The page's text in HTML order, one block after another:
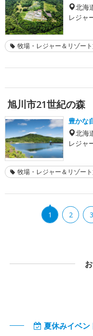
北海
レジャ
牧場・レジャー＆リゾー
旭川市21世紀の森
豊かな
北海
レジャ
牧場・レジャー＆リゾー
1 2 3
夏休みイベン